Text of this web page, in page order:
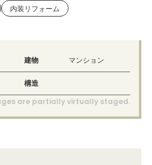
内装リフォーム
建物 マンション
構造
are partially virtually staged.